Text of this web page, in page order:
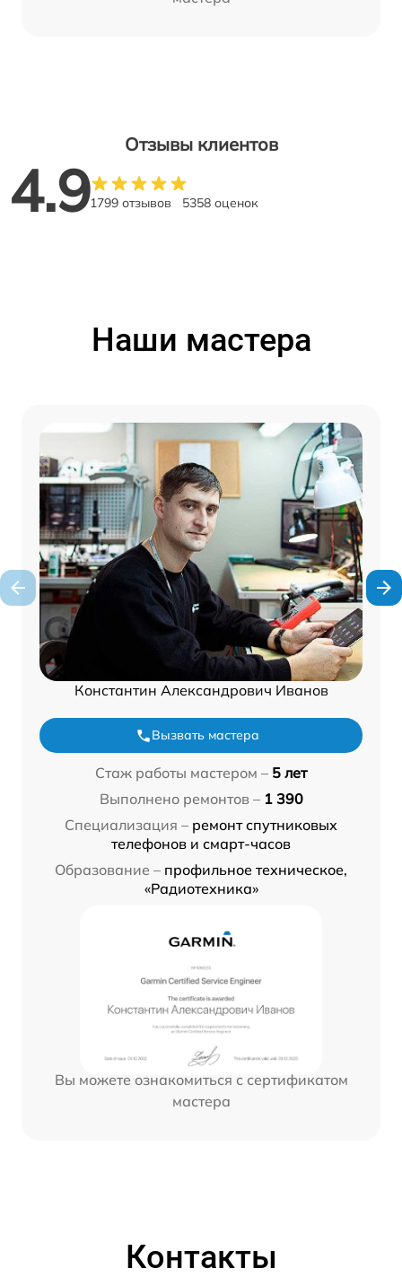
Отзывы клиентов
4.91799 отзывов 5358 оценок
Наши мастера
Константин Александрович Иванов
Вызвать мастера
Стаж работы мастером – 5 лет
Выполнено ремонтов – 1 390
Специализация – ремонт спутниковых
телефонов и смарт-часов
Образование – профильное техническое,
«Радиотехника»
Вы можете ознакомиться с сертификатом
мастера
Контакты